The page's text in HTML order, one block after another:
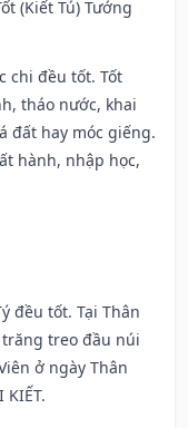
(Kiết Tú) Tướng
chi đều tốt. Tốt
tháo nước, khai
đất hay móc giếng.
hành, nhập học,
đều tốt. Tại Thân
treo đầu núi
ở ngày Thân